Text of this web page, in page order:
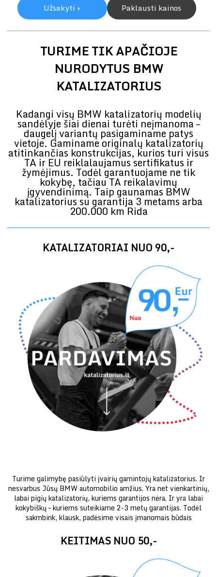
Užsakyti + Paklausti kainos
TURIME TIK APAČIOJE
NURODYTUS BMW
KATALIZATORIUS
Kadangi visų BMW katalizatorių modelių
sandėlyje šiai dienai turėti neįmanoma –
daugelį variantų pasigaminame patys
vietoje. Gaminame originalų katalizatorių
atitinkančias konstrukcijas, kurios turi visus
TA ir EU reiklalaujamus sertifikatus ir
žymėjimus. Todėl garantuojame ne tik
kokybę, tačiau TA reikalavimų
įgyvendinimą. Taip gaunamas BMW
katalizatorius su garantija 3 metams arba
200.000 km Rida
KATALIZATORIAI NUO 90,-
Turime galimybę pasiūlyti įvairių gamintojų katalizatorius. Ir
nesvarbus Jūsų BMW automobilio amžius. Yra net vienkartinių,
labai pigių katalizatorių, kuriems garantijos nėra. Ir yra labai
kokybiškų – kuriems suteikiame 2-3 metų garantijas. Todėl
sakmbink, klausk, padėsime visais įmanomais būdais
KEITIMAS NUO 50,-